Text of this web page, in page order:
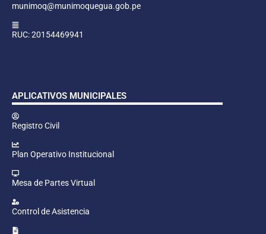
munimoq@munimoquegua.gob.pe
RUC: 20154469941
APLICATIVOS MUNICIPALES
Registro Civil
Plan Operativo Institucional
Mesa de Partes Virtual
Control de Asistencia